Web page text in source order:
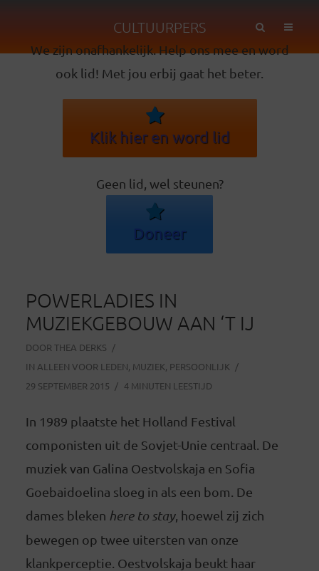
CULTUURPERS
We zijn onafhankelijk. Help ons mee en word
ook lid! Met jou erbij gaat het beter.
Klik hier en word lid
Geen lid, wel steunen?
Doneer
POWERLADIES IN
MUZIEKGEBOUW AAN ‘T IJ
DOOR THEA DERKS
IN ALLEEN VOOR LEDEN, MUZIEK, PERSOONLIJK
29 SEPTEMBER 2015
4 MINUTEN LEESTIJD
In 1989 plaatste het Holland Festival
componisten uit de Sovjet-Unie centraal. De
muziek van Galina Oestvolskaja en Sofia
Goebaidoelina sloeg in als een bom. De
dames bleken here to stay, hoewel zij zich
bewegen op twee uitersten van onze
klankperceptie. Oestvolskaja beukt haar